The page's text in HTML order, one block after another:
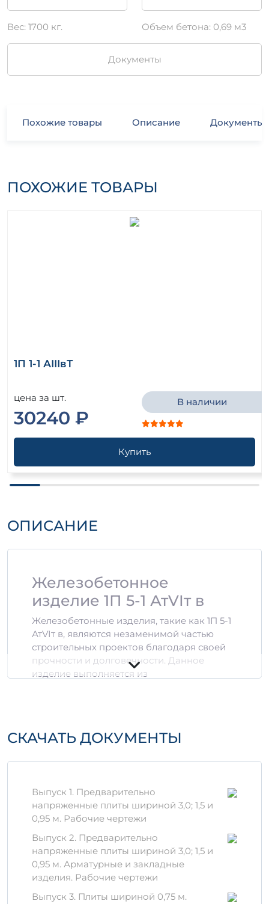
Вес: 1700 кг. Объем бетона: 0,69 м3
Документы
Похожие товары Описание Документы
ПОХОЖИЕ ТОВАРЫ
1П 1-1 АIIIвТ
цена за шт.
30240 ₽
В наличии
Купить
ОПИСАНИЕ
Железобетонное
изделие 1П 5-1 АтVIт в
Железобетонные изделия, такие как 1П 5-1
АтVIт в, являются незаменимой частью
строительных проектов благодаря своей
прочности и долговечности. Данное
изделие выполняется из
Технические
Марка бетона: В обеспечении
стойкости и надежности.
Размеры: Основные размеры и
допустимые отклонения
регламентируются стандартами.
Нагрузочная способность:
Предназначен для работы в условиях
значительной нагрузки.
СКАЧАТЬ ДОКУМЕНТЫ
Выпуск 1. Предварительно
напряженные плиты шириной 3,0; 1,5 и
0,95 м. Рабочие чертежи
Выпуск 2. Предварительно
напряженные плиты шириной 3,0; 1,5 и
0,95 м. Арматурные и закладные
изделия. Рабочие чертежи
Выпуск 3. Плиты шириной 0,75 м.